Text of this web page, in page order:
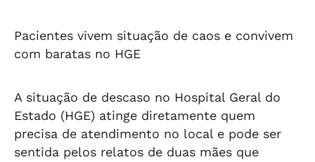
Pacientes vivem situação de caos e convivem
com baratas no HGE
A situação de descaso no Hospital Geral do
Estado (HGE) atinge diretamente quem
precisa de atendimento no local e pode ser
sentida pelos relatos de duas mães que